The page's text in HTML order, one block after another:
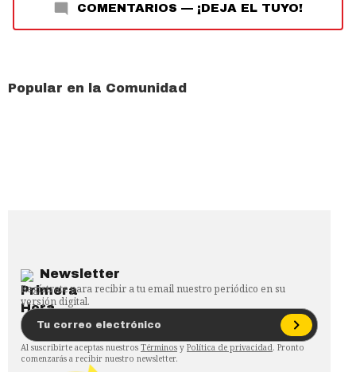
COMENTARIOS — ¡DEJA EL TUYO!
Popular en la Comunidad
Newsletter
Regístrate para recibir a tu email nuestro periódico en su
versión digital.
Al suscribirte aceptas nuestros Términos y Política de privacidad. Pronto
comenzarás a recibir nuestro newsletter.